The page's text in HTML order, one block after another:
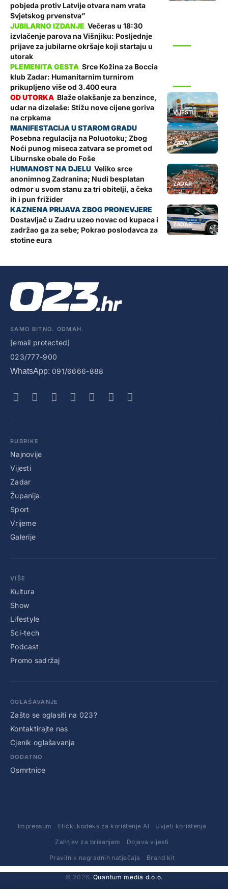
pobjeda protiv Latvije otvara nam vrata
Svjetskog prvenstva”
Večeras u 18:30
izvlačenje parova na Višnjiku: Posljednje
prijave za jubilarne okršaje koji startaju u
utorak
Srce Kožina za Boccia
klub Zadar: Humanitarnim turnirom
prikupljeno više od 3.400 eura
VIJESTI
Blaže olakšanje za benzince,
udar na dizelaše: Stižu nove cijene goriva
na crpkama
ZADAR
Posebna regulacija na Poluotoku; Zbog
Noći punog miseca zatvara se promet od
Liburnske obale do Foše
ZADAR
Veliko srce
anonimnog Zadranina; Nudi besplatan
odmor u svom stanu za tri obitelji, a čeka
ih i pun frižider
ZADAR
Dostavljač u Zadru uzeo novac od kupaca i
zadržao ga za sebe; Pokrao poslodavca za
stotine eura
SAMO BITNO. ODMAH.
[email protected]
023/777-900
WhatsApp: 091/6666-888
RUBRIKE
Najnovije
Vijesti
Zadar
Županija
Sport
Vrijeme
Galerije
VIŠE
Kultura
Show
Lifestyle
Sci-tech
Podcast
Promo sadržaj
OGLAŠAVANJE
Zašto se oglasiti na 023?
Kontaktirajte nas
Cjenik oglašavanja
DODATNO
Osmrtnice
Impressum Etički kodeks za korištenje AI Uvjeti korištenja
Zahtjev za brisanjem Dojava vijesti
Pravilnik nagradnih natječaja Brand kit
© 2026. Quantum media d.o.o.